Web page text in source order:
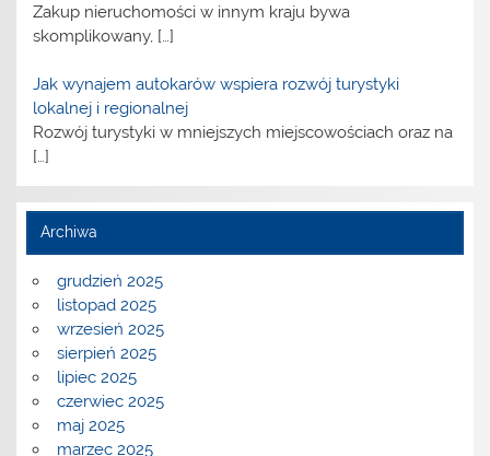
Zakup nieruchomości w innym kraju bywa
skomplikowany, […]
Jak wynajem autokarów wspiera rozwój turystyki
lokalnej i regionalnej
Rozwój turystyki w mniejszych miejscowościach oraz na
[…]
Archiwa
grudzień 2025
listopad 2025
wrzesień 2025
sierpień 2025
lipiec 2025
czerwiec 2025
maj 2025
marzec 2025